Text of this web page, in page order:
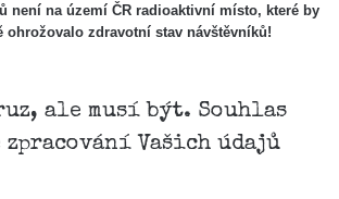
ve stejném radiačním oboru (α, β, γ)?
důvodů. Záleží zejména na velikosti a
měření (měření v kontaktní vzdálenosti)
(nerovnosti povrchu, přesná
není na území ČR radioaktivní místo, které by
ohrožovalo zdravotní stav návštěvníků!
ale musí být. Souhlas
zpracování Vašich údajů